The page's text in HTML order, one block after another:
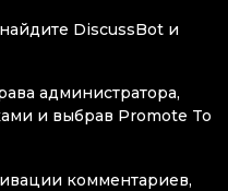
DiscussBot и
администратора,
и выбрав Promote To
комментариев,